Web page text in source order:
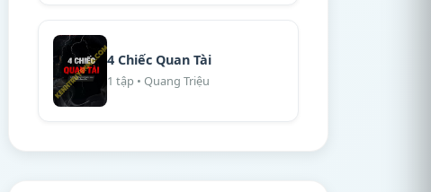
4 Chiếc Quan Tài
1 tập • Quang Triệu